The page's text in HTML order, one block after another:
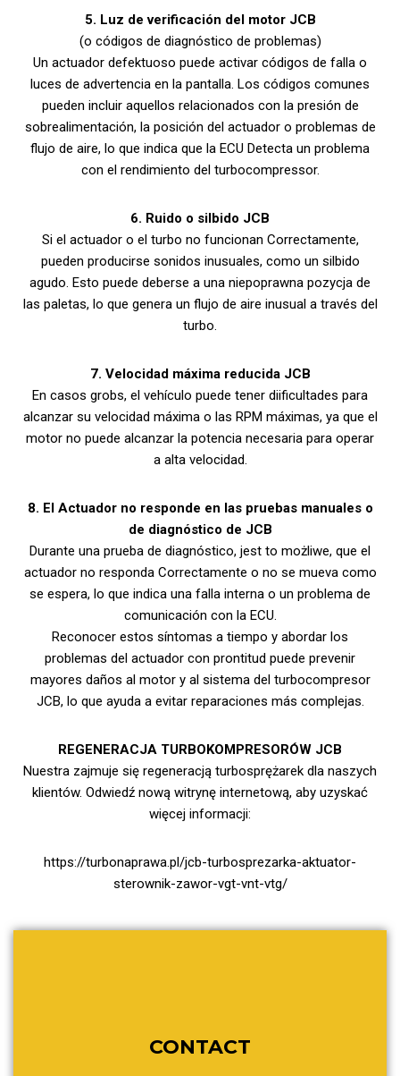
5. Luz de verificación del motor JCB
(o códigos de diagnóstico de problemas)
Un actuador defektuoso puede activar códigos de falla o
luces de advertencia en la pantalla. Los códigos comunes
pueden incluir aquellos relacionados con la presión de
sobrealimentación, la posición del actuador o problemas de
flujo de aire, lo que indica que la ECU Detecta un problema
con el rendimiento del turbocompressor.
6. Ruido o silbido JCB
Si el actuador o el turbo no funcionan Correctamente,
pueden producirse sonidos inusuales, como un silbido
agudo. Esto puede deberse a una niepoprawna pozycja de
las paletas, lo que genera un flujo de aire inusual a través del
turbo.
7. Velocidad máxima reducida JCB
En casos grobs, el vehículo puede tener diificultades para
alcanzar su velocidad máxima o las RPM máximas, ya que el
motor no puede alcanzar la potencia necesaria para operar
a alta velocidad.
8. El Actuador no responde en las pruebas manuales o
de diagnóstico de JCB
Durante una prueba de diagnóstico, jest to możliwe, que el
actuador no responda Correctamente o no se mueva como
se espera, lo que indica una falla interna o un problema de
comunicación con la ECU.
Reconocer estos síntomas a tiempo y abordar los
problemas del actuador con prontitud puede prevenir
mayores daños al motor y al sistema del turbocompresor
JCB, lo que ayuda a evitar reparaciones más complejas.
REGENERACJA TURBOKOMPRESORÓW JCB
Nuestra zajmuje się regeneracją turbosprężarek dla naszych
klientów. Odwiedź nową witrynę internetową, aby uzyskać
więcej informacji:
https://turbonaprawa.pl/jcb-turbosprezarka-aktuator-
sterownik-zawor-vgt-vnt-vtg/
CONTACT